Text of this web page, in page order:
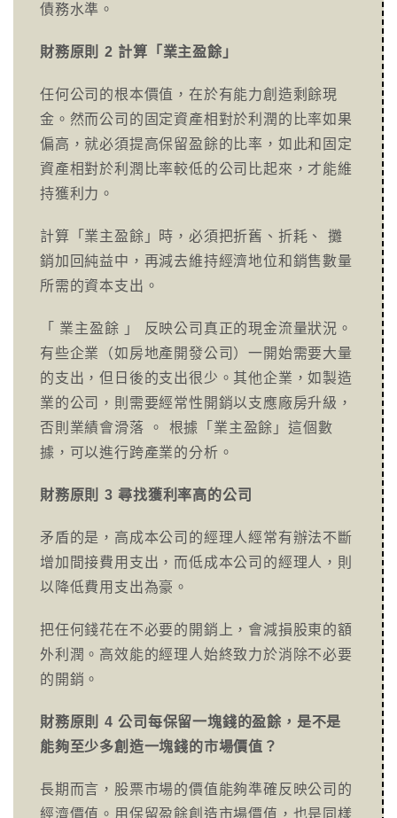
債務水準。
財務原則 2 計算「業主盈餘」
任何公司的根本價值，在於有能力創造剩餘現
金。然而公司的固定資產相對於利潤的比率如果
偏高，就必須提高保留盈餘的比率，如此和固定
資產相對於利潤比率較低的公司比起來，才能維
持獲利力。
計算「業主盈餘」時，必須把折舊、折耗、 攤
銷加回純益中，再減去維持經濟地位和銷售數量
所需的資本支出。
「 業主盈餘 」 反映公司真正的現金流量狀況。
有些企業（如房地產開發公司）一開始需要大量
的支出，但日後的支出很少。其他企業，如製造
業的公司，則需要經常性開銷以支應廠房升級，
否則業績會滑落 。 根據「業主盈餘」這個數
據，可以進行跨產業的分析。
財務原則 3 尋找獲利率高的公司
矛盾的是，高成本公司的經理人經常有辦法不斷
增加間接費用支出，而低成本公司的經理人，則
以降低費用支出為豪。
把任何錢花在不必要的開銷上，會減損股東的額
外利潤。高效能的經理人始終致力於消除不必要
的開銷。
財務原則 4 公司每保留一塊錢的盈餘，是不是
能夠至少多創造一塊錢的市場價值？
長期而言，股票市場的價值能夠準確反映公司的
經濟價值。用保留盈餘創造市場價值，也是同樣